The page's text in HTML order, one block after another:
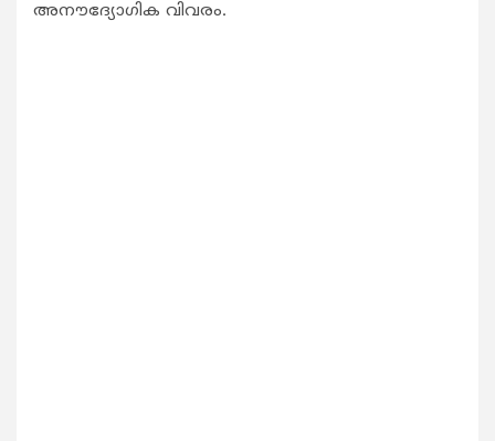
അനൗദ്യോഗിക വിവരം.